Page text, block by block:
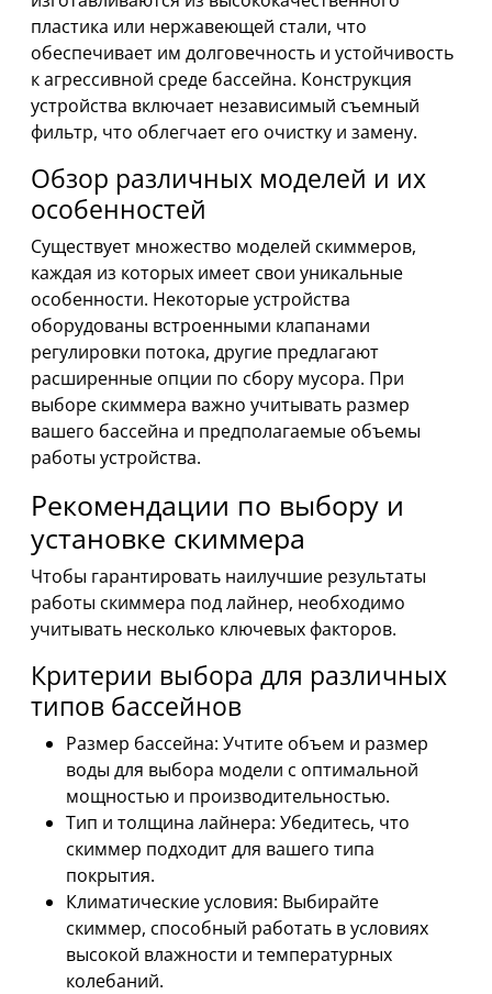
пластика или нержавеющей стали, что
обеспечивает им долговечность и устойчивость
к агрессивной среде бассейна. Конструкция
устройства включает независимый съемный
фильтр, что облегчает его очистку и замену.
Обзор различных моделей и их
особенностей
Существует множество моделей скиммеров,
каждая из которых имеет свои уникальные
особенности. Некоторые устройства
оборудованы встроенными клапанами
регулировки потока, другие предлагают
расширенные опции по сбору мусора. При
выборе скиммера важно учитывать размер
вашего бассейна и предполагаемые объемы
работы устройства.
Рекомендации по выбору и
установке скиммера
Чтобы гарантировать наилучшие результаты
работы скиммера под лайнер, необходимо
учитывать несколько ключевых факторов.
Критерии выбора для различных
типов бассейнов
Размер бассейна: Учтите объем и размер
воды для выбора модели с оптимальной
мощностью и производительностью.
Тип и толщина лайнера: Убедитесь, что
скиммер подходит для вашего типа
покрытия.
Климатические условия: Выбирайте
скиммер, способный работать в условиях
высокой влажности и температурных
колебаний.